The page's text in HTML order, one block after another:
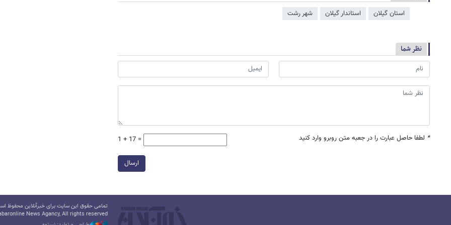
استان گیلان استاندار گیلان شهر رشت
نظر شما
* لطفا حاصل عبارت را در جعبه متن روبرو وارد کنید 1 + 17 =
ارسال
تمامی حقوق این سایت برای خبرآنلاین محفوظ
News Agancy, All rights reserved